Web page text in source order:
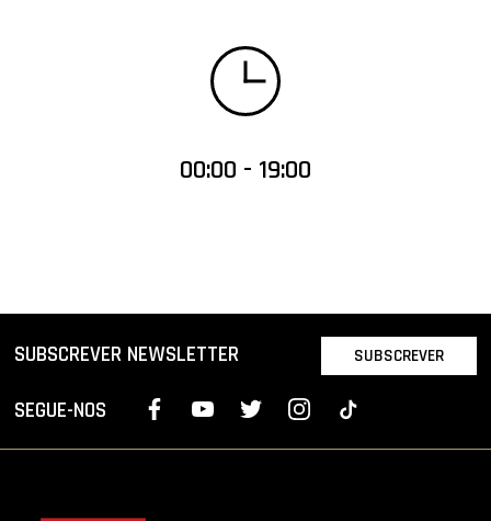
00:00 - 19:00
SUBSCREVER NEWSLETTER SUBSCREVER
SEGUE-NOS